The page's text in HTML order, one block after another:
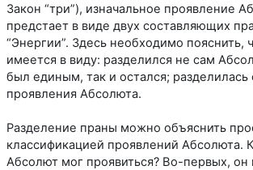
Закон “три”), изначальное проявление
предстает в виде двух составляющих
“Энергии”. Здесь необходимо пояснить,
имеется в виду: разделился не сам
был единым, так и остался; разделилась
проявления Абсолюта.
Разделение праны можно объяснить
классификацией проявлений Абсолюта.
Абсолют мог проявиться? Во-первых, он